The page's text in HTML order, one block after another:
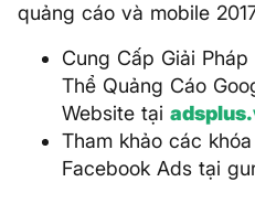
quảng cáo và mobile
Cung Cấp Giải
Thể Quảng Cáo
Website tại
Tham khảo các
Facebook Ads tại